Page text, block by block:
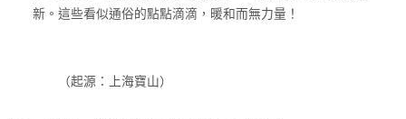
新。這些看似通俗的點點滴滴，暖和而無力量！
（起源：上海寶山）